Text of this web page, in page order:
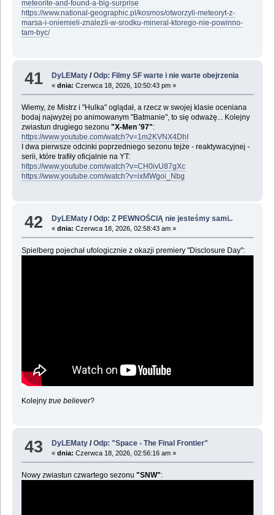
meteorite-and-found-a-big-surprise
https://www.national-geographic.pl/kosmos/otworzyli-meteoryt-z-
marsa-i-oniemieli-znalezli-w-srodku-mineral-ktorego-nie-powinno-
tam-byc/
41 DyLEMaty /Odp: Filmy SF warte i nie warte obejrzenia
«dnia: Czerwca 18, 2026, 10:50:43 pm »
Wiemy, że Mistrz i "Hulka" oglądał, a rzecz w swojej klasie oceniana
bodaj najwyżej po animowanym "Batmanie", to się odważę... Kolejny
zwiastun drugiego sezonu "X-Men '97":
https://www.youtube.com/watch?v=1m2KVNX4DhI
I dwa pierwsze odcinki poprzedniego sezonu tejże - reaktywacyjnej -
serii, które trafiły oficjalnie na YT:
https://www.youtube.com/watch?v=CH0ivU87gXc
https://www.youtube.com/watch?v=ixMWgoi_Nbg
42 DyLEMaty /Odp: Z PEWNOŚCIĄ nie jesteśmy sami..
«dnia: Czerwca 18, 2026, 02:58:43 am »
Spielberg pojechał ufologicznie z okazji premiery "Disclosure Day":
Kolejny true believer?
43 DyLEMaty /Odp: "Space - The Final Frontier"
«dnia: Czerwca 18, 2026, 02:56:16 am »
Nowy zwiastun czwartego sezonu "SNW":